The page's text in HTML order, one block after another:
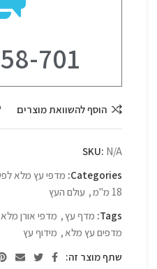
701
הוסף להשוואת מוצרים
SKU: N/A
Categories: מדפי עץ מלא
18 מ"מ
, עולם העץ
Tags: מדף עץ, מדפי אורן מלא
מדפים עץ מלא, מידוף עץ
שתף מוצר זה: